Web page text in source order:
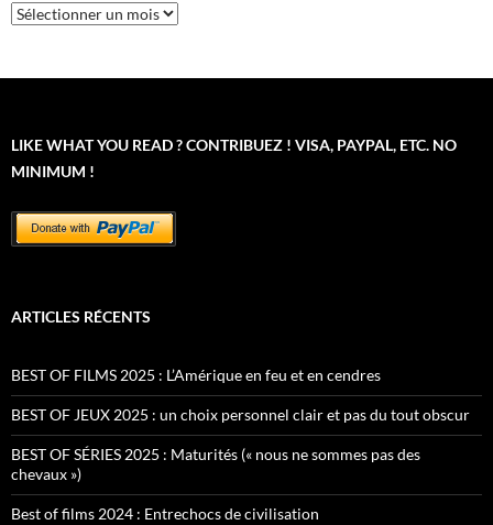
Archives
LIKE WHAT YOU READ ? CONTRIBUEZ ! VISA, PAYPAL, ETC. NO
MINIMUM !
ARTICLES RÉCENTS
BEST OF FILMS 2025 : L’Amérique en feu et en cendres
BEST OF JEUX 2025 : un choix personnel clair et pas du tout obscur
BEST OF SÉRIES 2025 : Maturités (« nous ne sommes pas des
chevaux »)
Best of films 2024 : Entrechocs de civilisation